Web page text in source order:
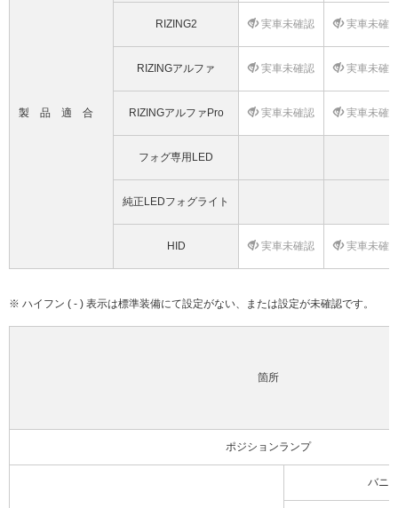
製品適合
RIZING2 実車未確認 実車未確
RIZINGアルファ 実車未確認 実車未確
RIZINGアルファPro 実車未確認 実車未確
フォグ専用LED
純正LEDフォグライト
HID 実車未確認 実車未確
※ ハイフン ( - ) 表示は標準装備にて設定がない、または設定が未確認です。
箇所
ポジションランプ
バニ